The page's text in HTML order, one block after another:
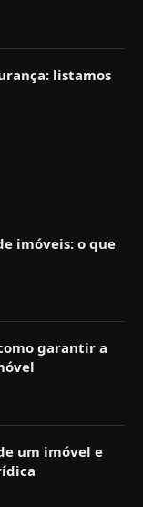
listamos
imóveis: o que
garantir a
um imóvel e